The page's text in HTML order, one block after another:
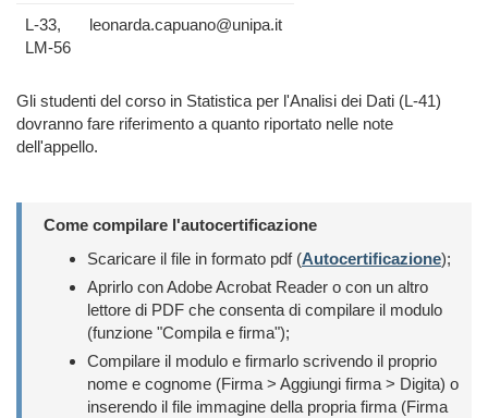
L-33,
LM-56
leonarda.capuano@unipa.it
Gli studenti del corso in Statistica per l'Analisi dei Dati (L-41)
dovranno fare riferimento a quanto riportato nelle note
dell'appello.
Come compilare l'autocertificazione
Scaricare il file in formato pdf (Autocertificazione);
Aprirlo con Adobe Acrobat Reader o con un altro
lettore di PDF che consenta di compilare il modulo
(funzione "Compila e firma");
Compilare il modulo e firmarlo scrivendo il proprio
nome e cognome (Firma > Aggiungi firma > Digita) o
inserendo il file immagine della propria firma (Firma